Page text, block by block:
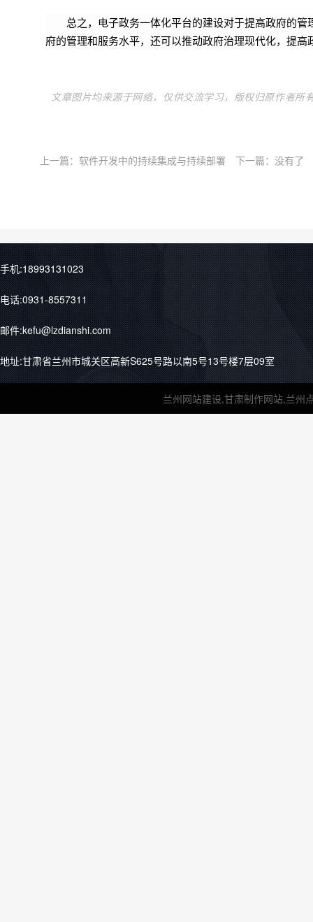
总之，电子政务一体化平台的建设对于提高政府的
府的管理和服务水平，还可以推动政府治理现代化，提高
文章图片均来源于网络，仅供交流学习，版权归原作者所
上一篇： 软件开发中的持续集成与持续部署 下一篇：没有了
手机:18993131023
电话:0931-8557311
邮件:kefu@lzdianshi.com
地址:甘肃省兰州市城关区高新S625号路以南5号13号楼7层09室
兰州网站建设,甘肃制作网站,